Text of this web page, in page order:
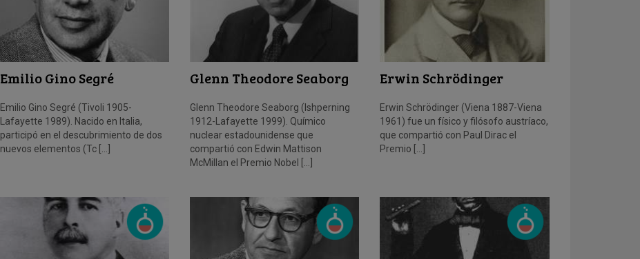
Emilio Gino Segré
Emilio Gino Segré (Tivoli 1905-
Lafayette 1989). Nacido en Italia,
participó en el descubrimiento de dos
nuevos elementos (Tc […]
Glenn Theodore Seaborg
Glenn Theodore Seaborg (Ishperning
1912-Lafayette 1999). Químico
nuclear estadounidense que
compartió con Edwin Mattison
McMillan el Premio Nobel […]
Erwin Schrödinger
Erwin Schrödinger (Viena 1887-Viena
1961) fue un físico y filósofo austríaco,
que compartió con Paul Dirac el
Premio […]